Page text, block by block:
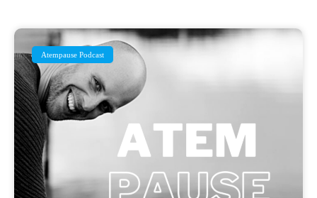
Atempause Podcast